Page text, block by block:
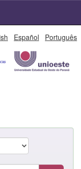
Español Português